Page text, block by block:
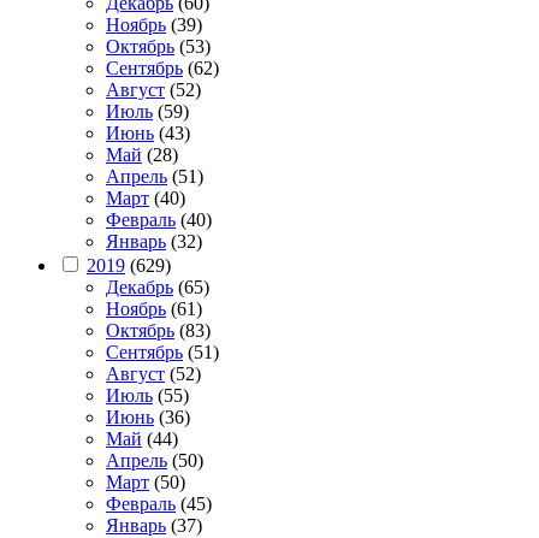
Ноябрь (39)
Октябрь (53)
Сентябрь (62)
Август (52)
Июль (59)
Июнь (43)
Май (28)
Апрель (51)
Март (40)
Февраль (40)
Январь (32)
2019 (629)
Декабрь (65)
Ноябрь (61)
Октябрь (83)
Сентябрь (51)
Август (52)
Июль (55)
Июнь (36)
Май (44)
Апрель (50)
Март (50)
Февраль (45)
Январь (37)